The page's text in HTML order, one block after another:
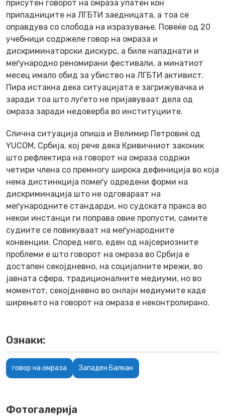
присутен говорот на омраза упатен кон
припадниците на ЛГБТИ заедницата, а тоа се
оправдува со слобода на изразување. Повеќе од 20
учебници содржеле говор на омраза и
дискриминаторски дискурс, а биле нападнати и
меѓународно реномирани фестивали, а минатиот
месец имало обид за убиство на ЛГБТИ активист.
Пира истакна дека ситуацијата е загрижувачка и
заради тоа што луѓето не пријавуваат дела од
омраза заради недоверба во институциите.
Слична ситуација опиша и Велимир Петровиќ од
YUCOM, Србија, кој рече дека Кривичниот законик
што рефлектира на говорот на омраза содржи
четири члена со премногу широка дефиниција во која
нема дистинкција помеѓу одредени форми на
дискриминација што не одговараат на
меѓународните стандарди, но судската пракса во
некои инстанци ги поправа овие пропусти, самите
судиите се повикуваат на меѓународните
конвенции. Според него, еден од најсериозните
проблеми е што говорот на омраза во Србија е
достапен секојдневно, на социјалните мрежи, во
јавната сфера, традиционалните медиуми, но во
моментот, секојдневно во онлајн медиумите каде
ширењето на говорот на омраза е неконтролирано.
Ознаки:
говор на омраза Западен Балкан
Фотогалерија